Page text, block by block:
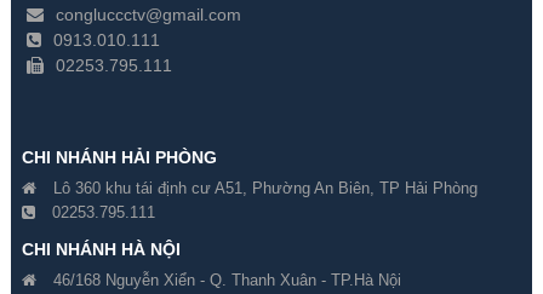
congluccctv@gmail.com
0913.010.111
02253.795.111
CHI NHÁNH HẢI PHÒNG
Lô 360 khu tái định cư A51, Phường An Biên, TP Hải Phòng
02253.795.111
CHI NHÁNH HÀ NỘI
46/168 Nguyễn Xiển - Q. Thanh Xuân - TP.Hà Nội